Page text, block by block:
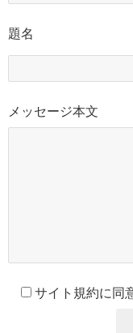
題名
メッセージ本文
サイト規約に同